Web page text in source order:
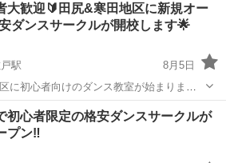
大歓迎🔰田尻&寒田地区に新規オー
安ダンスサークルが開校します🌟
駅
8月5日
に初心者向けのダンス教室が始まります‼️
練習して 本格的なダンススタジオへ〟
未経験の子どもたちのダンスサークル🔰
ジャズダンス サークル
初心者限定の格安ダンスサークルが
プン‼️